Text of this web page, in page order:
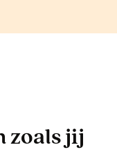
zoals jij